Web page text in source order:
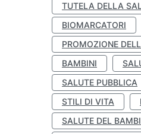
TUTELA DELLA
BIOMARCATORI
PROMOZIONE
BAMBINI
SALUTE PUBBLICA
STILI DI VITA
SALUTE DEL